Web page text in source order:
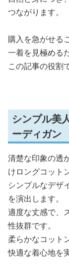
つながります。
購入を急がせる
一着を見極める
この記事の役割
シンプル美
ーディガン
清楚な印象の透
けロングコット
シンプルなデザ
を演出します。
適度な丈感で、
性抜群です。
柔らかなコット
快適な着心地を